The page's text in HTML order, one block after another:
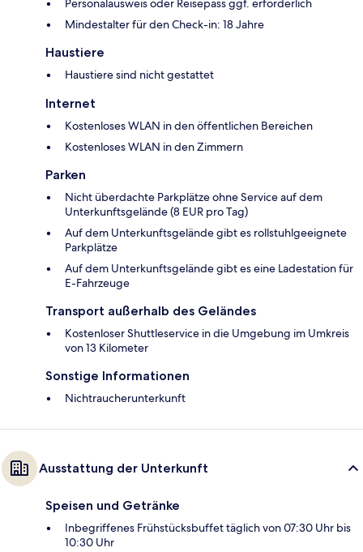
Personalausweis oder Reisepass ggf. erforderlich
Mindestalter für den Check-in: 18 Jahre
Haustiere
Haustiere sind nicht gestattet
Internet
Kostenloses WLAN in den öffentlichen Bereichen
Kostenloses WLAN in den Zimmern
Parken
Nicht überdachte Parkplätze ohne Service auf dem
Unterkunftsgelände (8 EUR pro Tag)
Auf dem Unterkunftsgelände gibt es rollstuhlgeeignete
Parkplätze
Auf dem Unterkunftsgelände gibt es eine Ladestation für
E-Fahrzeuge
Transport außerhalb des Geländes
Kostenloser Shuttleservice in die Umgebung im Umkreis
von 13 Kilometer
Sonstige Informationen
Nichtraucherunterkunft
Ausstattung der Unterkunft
Speisen und Getränke
Inbegriffenes Frühstücksbuffet täglich von 07:30 Uhr bis
10:30 Uhr